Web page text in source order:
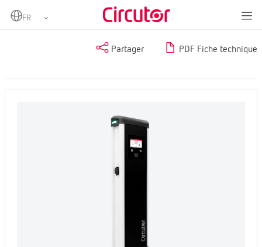
Home
Partager PDF Fiche technique